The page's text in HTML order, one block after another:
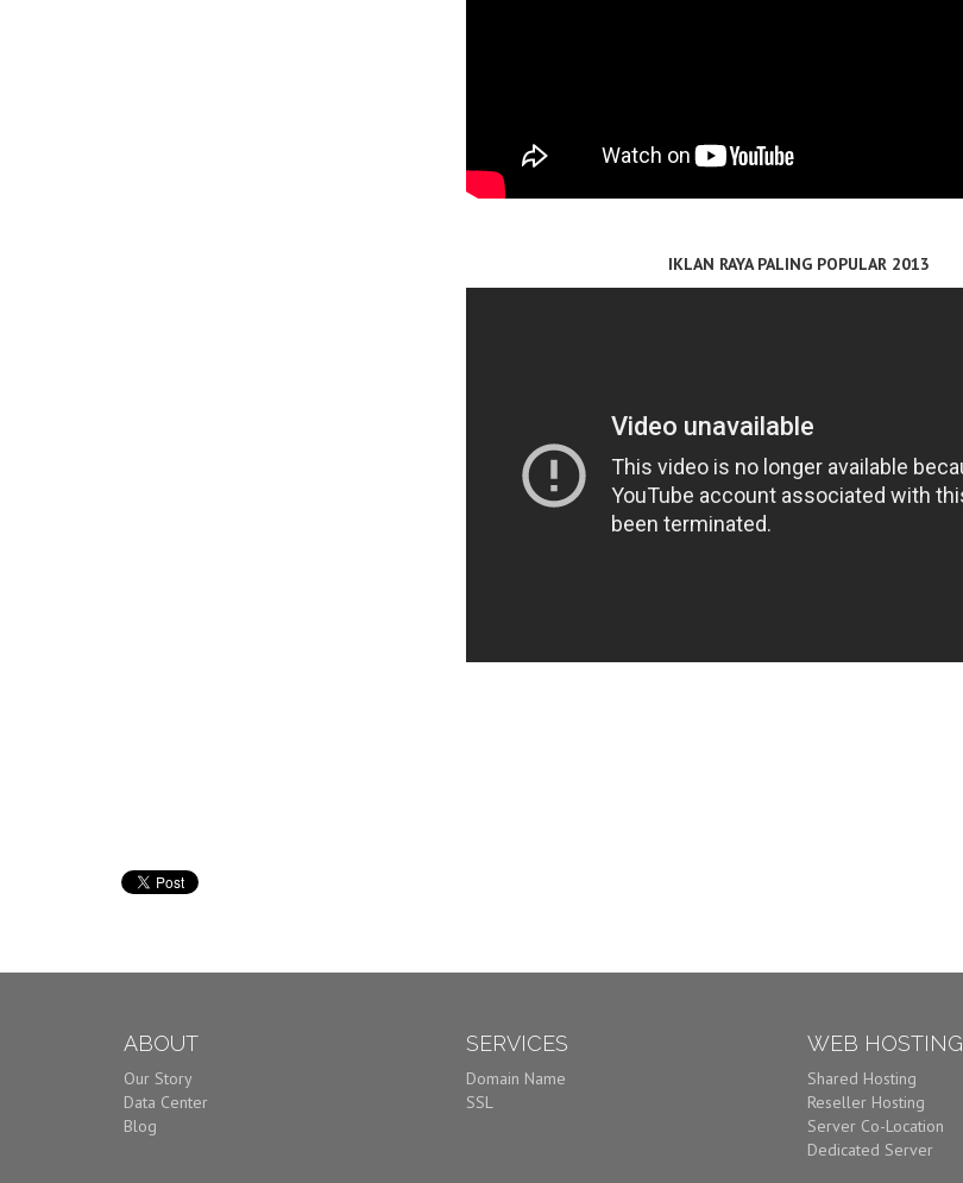
IKLAN RAYA PALING POPULAR 2013
ABOUT
Our Story
Data Center
Blog
SERVICES
Domain Name
SSL
WEB HOSTING
Shared Hosting
Reseller Hosting
Server Co-Location
Dedicated Server